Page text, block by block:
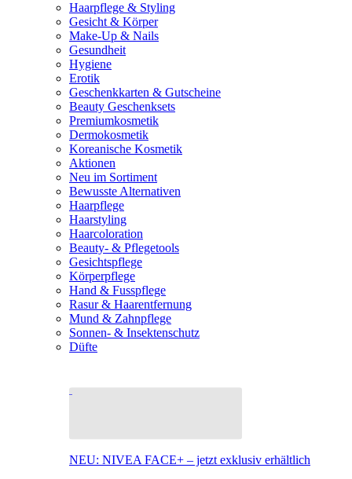
Haarpflege & Styling
Gesicht & Körper
Make-Up & Nails
Gesundheit
Hygiene
Erotik
Geschenkkarten & Gutscheine
Beauty Geschenksets
Premiumkosmetik
Dermokosmetik
Koreanische Kosmetik
Aktionen
Neu im Sortiment
Bewusste Alternativen
Haarpflege
Haarstyling
Haarcoloration
Beauty- & Pflegetools
Gesichtspflege
Körperpflege
Hand & Fusspflege
Rasur & Haarentfernung
Mund & Zahnpflege
Sonnen- & Insektenschutz
Düfte
NEU: NIVEA FACE+ – jetzt exklusiv erhältlich